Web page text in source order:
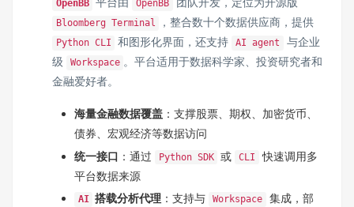
OpenBB OpenBB
Bloomberg Terminal ，整合数十个数据供应商，提供
Python CLI 和图形化界面，还支持 AI agent
与企业
级
Workspace 。平台适用于数据科学家、投资研究者和
金融爱好者。
海量金融数据覆盖 ：支撑股票、期权、加密货币、
债券、宏观经济等数据访问
统一接口 ：通过 Python SDK 或 CLI
快速调用多
平台数据来源
AI 搭载分析代理 ：支持与 Workspace 集成，部